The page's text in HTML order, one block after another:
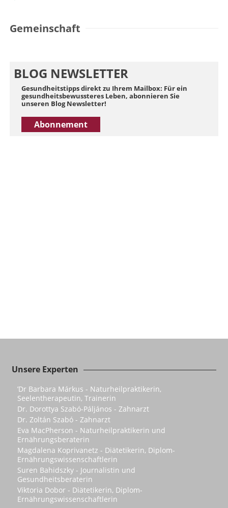
Gemeinschaft
BLOG NEWSLETTER
Gesundheitstipps direkt zu Ihrem Mailbox: Für ein
gesundheitsbewussteres Leben, abonnieren Sie
unseren Blog Newsletter!
Abonnement
Unsere Experten
’Dr Barbara Márkus - Naturheilpraktikerin,
Seelentherapeutin, Trainerin
Dr. Dorottya Szabó-Páljános - Zahnarzt
Dr. Zoltán Szabó - Zahnarzt
Eva MacPherson - Naturheilpraktikerin und
Ernährungsberaterin
Magdalena Koprivanetz - Diätetikerin, Diplom-
Ernährungswissenschaftlerin
Suren Bahidszky - Journalistin und
Gesundheitsberaterin
Viktoria Dobor - Diätetikerin, Diplom-
Ernährungswissenschaftlerin